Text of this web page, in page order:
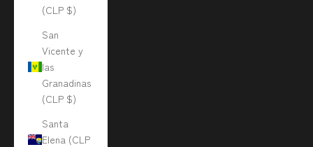
(CLP $)
San
Vicente y
las
Granadinas
(CLP $)
Santa
Elena (CLP